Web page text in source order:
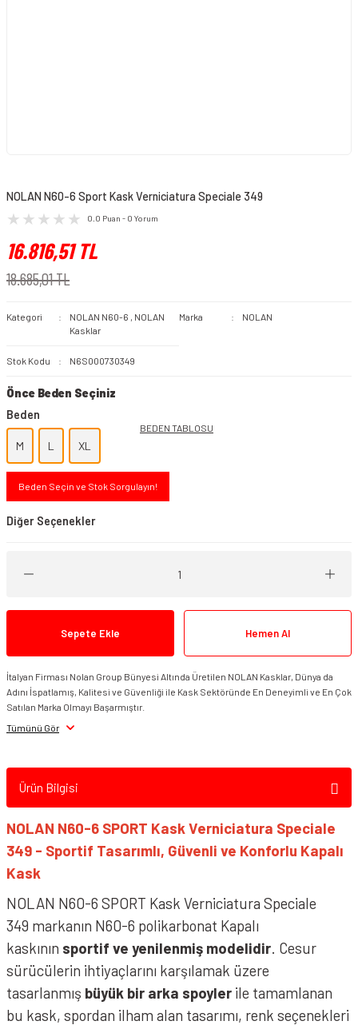
NOLAN N60-6 Sport Kask Verniciatura Speciale 349
0.0 Puan - 0 Yorum
16.816,51 TL
18.685,01 TL
Kategori NOLAN N60-6 , NOLAN
Kasklar
Marka NOLAN
Stok Kodu N6S000730349
Önce Beden Seçiniz
Beden
M L XL
BEDEN TABLOSU
Beden Seçin ve Stok Sorgulayın!
Diğer Seçenekler
NOLAN N60-6 Sport Kask Verniciatura Speciale 347
Sepete Ekle Hemen Al
İtalyan Firması Nolan Group Bünyesi Altında Üretilen NOLAN Kasklar, Dünya da
Adını İspatlamış, Kalitesi ve Güvenliği ile Kask Sektöründe En Deneyimli ve En Çok
Satılan Marka Olmayı Başarmıştır.
Tümünü Gör
Ürün Bilgisi
NOLAN N60-6 SPORT Kask Verniciatura Speciale
349 - Sportif Tasarımlı, Güvenli ve Konforlu Kapalı
Kask
NOLAN N60-6 SPORT Kask Verniciatura Speciale
349 markanın N60-6 polikarbonat Kapalı
kaskının sportif ve yenilenmiş modelidir. Cesur
sürücülerin ihtiyaçlarını karşılamak üzere
tasarlanmış büyük bir arka spoyler ile tamamlanan
bu kask, spordan ilham alan tasarımı, renk seçenekleri